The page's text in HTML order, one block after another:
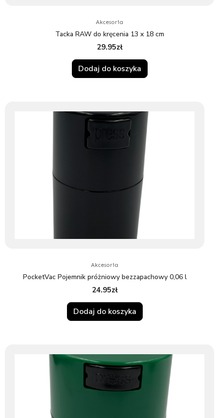
Akcesoria
Tacka RAW do kręcenia 13 x 18 cm
29.95zł
Dodaj do koszyka
Akcesoria
PocketVac Pojemnik próżniowy bezzapachowy 0,06 l
24.95zł
Dodaj do koszyka